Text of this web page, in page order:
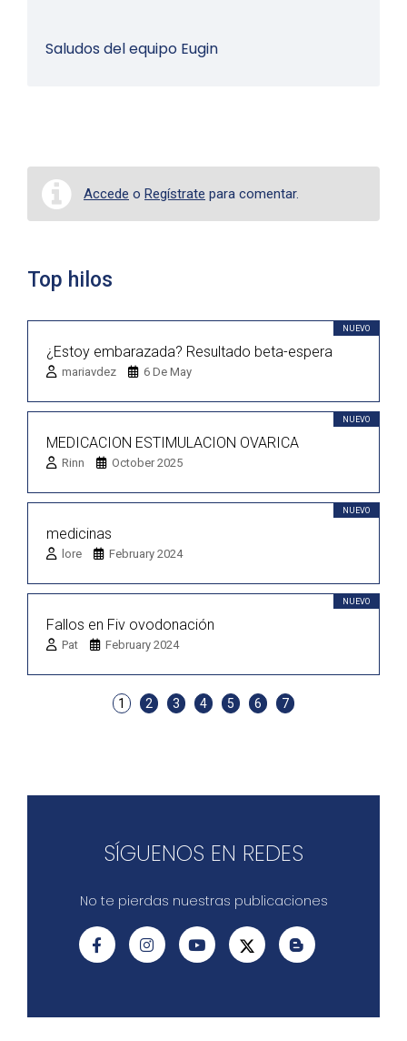
Saludos del equipo Eugin
Accede o Regístrate para comentar.
Top hilos
NUEVO
¿Estoy embarazada? Resultado beta-espera
mariavdez 6 De May
NUEVO
MEDICACION ESTIMULACION OVARICA
Rinn October 2025
NUEVO
medicinas
lore February 2024
NUEVO
Fallos en Fiv ovodonación
Pat February 2024
1 2 3 4 5 6 7
SÍGUENOS EN REDES
No te pierdas nuestras publicaciones